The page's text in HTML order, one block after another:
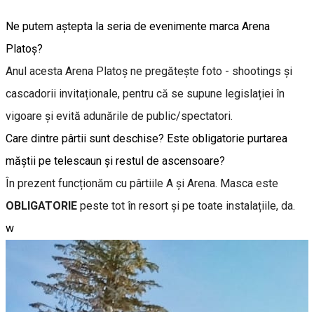
Ne putem aștepta la seria de evenimente marca Arena
Platoș?
Anul acesta Arena Platoș ne pregătește foto - shootings și
cascadorii invitaționale, pentru că se supune legislației în
vigoare și evită adunările de public/spectatori.
Care dintre pârtii sunt deschise? Este obligatorie purtarea
măștii pe telescaun și restul de ascensoare?
În prezent funcționăm cu pârtiile A și Arena. Masca este
OBLIGATORIE peste tot în resort și pe toate instalațiile, da.
w